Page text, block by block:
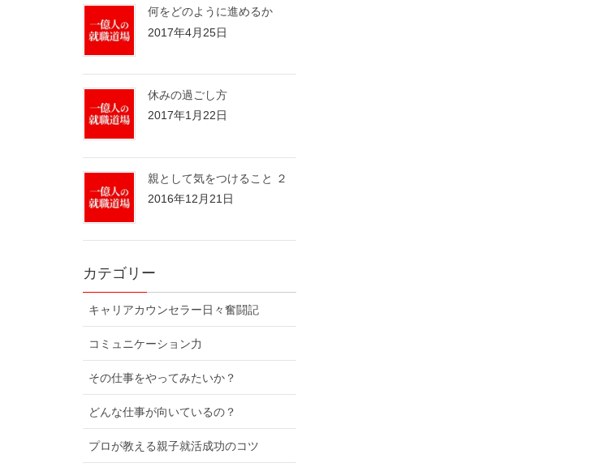
何をどのように進めるか
2017年4月25日
休みの過ごし方
2017年1月22日
親として気をつけること ２
2016年12月21日
カテゴリー
キャリアカウンセラー日々奮闘記
コミュニケーション力
その仕事をやってみたいか？
どんな仕事が向いているの？
プロが教える親子就活成功のコツ